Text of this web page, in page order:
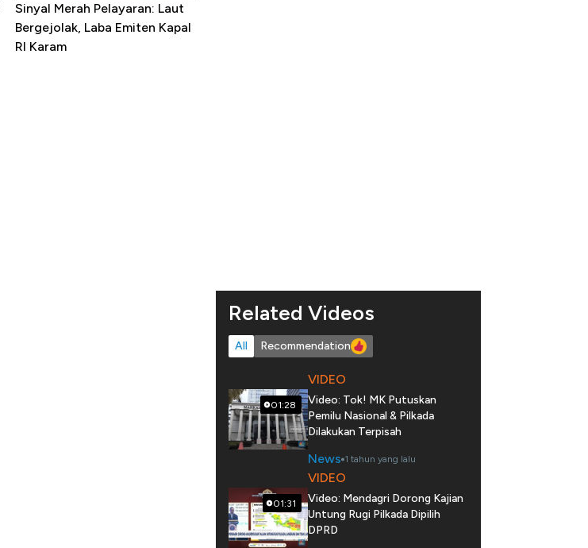
Sinyal Merah Pelayaran: Laut
Bergejolak, Laba Emiten Kapal
RI Karam
Related Videos
All Recommendation
01:28
VIDEO
Video: Tok! MK Putuskan
Pemilu Nasional & Pilkada
Dilakukan Terpisah
News 1 tahun yang lalu
01:31
VIDEO
Video: Mendagri Dorong Kajian
Untung Rugi Pilkada Dipilih
DPRD